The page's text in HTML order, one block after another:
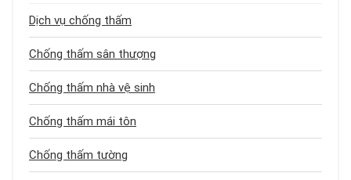
Dịch vụ chống thấm
Chống thấm sân thượng
Chống thấm nhà vệ sinh
Chống thấm mái tôn
Chống thấm tường